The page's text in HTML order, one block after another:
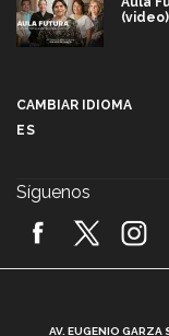
(video)
2026!
CAMBIAR IDIOMA
ES
Síguenos
AV. EUGENIO